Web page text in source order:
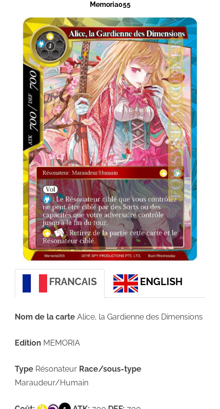
Memoria055
FRANCAIS ENGLISH
Nom de la carte Alice, la Gardienne des Dimensions
Edition MEMORIA
Type Résonateur Race/sous-type
Maraudeur/Humain